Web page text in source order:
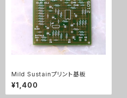
Mild Sustainプリント基板
¥1,400